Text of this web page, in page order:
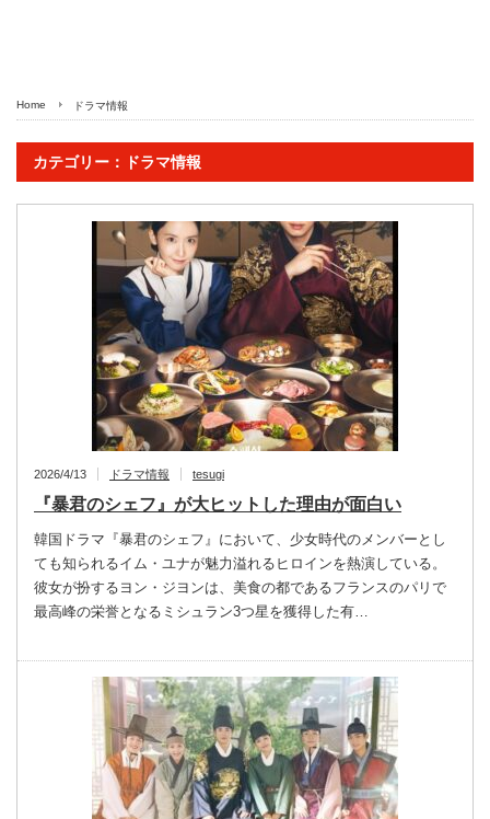
Home ドラマ情報
カテゴリー：ドラマ情報
2026/4/13 ドラマ情報 tesugi
『暴君のシェフ』が大ヒットした理由が面白い
韓国ドラマ『暴君のシェフ』において、少女時代のメンバーとし
ても知られるイム・ユナが魅力溢れるヒロインを熱演している。
彼女が扮するヨン・ジヨンは、美食の都であるフランスのパリで
最高峰の栄誉となるミシュラン3つ星を獲得した有…